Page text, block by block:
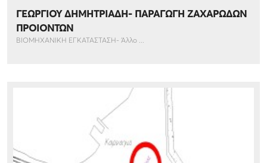
ΓΕΩΡΓΙΟΥ ΔΗΜΗΤΡΙΑΔΗ- ΠΑΡΑΓΩΓΗ ΖΑΧΑΡΩΔΩΝ
ΠΡΟΙΟΝΤΩΝ
ΒΙΟΜΗΧΑΝΙΚΗ ΕΓΚΑΤΑΣΤΑΣΗ- Άλλο ...